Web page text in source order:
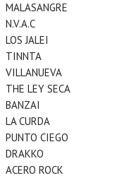
MALASANGRE
N.V.A.C
LOS JALEI
TINNTA
VILLANUEVA
THE LEY SECA
BANZAI
LA CURDA
PUNTO CIEGO
DRAKKO
ACERO ROCK